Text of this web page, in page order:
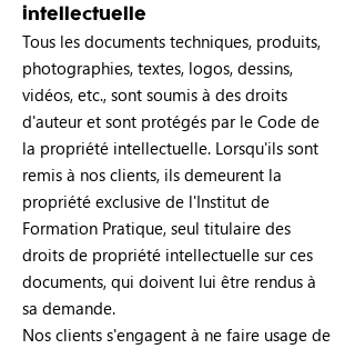
intellectuelle
Tous les documents techniques, produits,
photographies, textes, logos, dessins,
vidéos, etc., sont soumis à des droits
d'auteur et sont protégés par le Code de
la propriété intellectuelle. Lorsqu'ils sont
remis à nos clients, ils demeurent la
propriété exclusive de l'Institut de
Formation Pratique, seul titulaire des
droits de propriété intellectuelle sur ces
documents, qui doivent lui être rendus à
sa demande.
Nos clients s'engagent à ne faire usage de